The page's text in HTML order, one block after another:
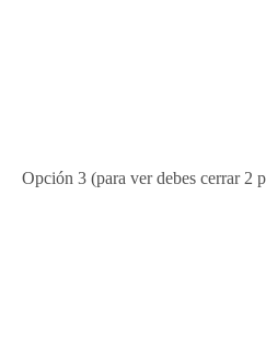
Opción 3 (para ver debes cerrar 2